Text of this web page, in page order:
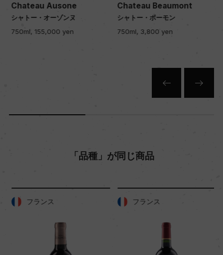
12
Chateau Ausone
シャトー・オーゾンヌ
750ml, 155,000 yen
Chateau Beaumont
シャトー・ボーモン
750ml, 3,800 yen
「品種」が同じ商品
フランス フランス